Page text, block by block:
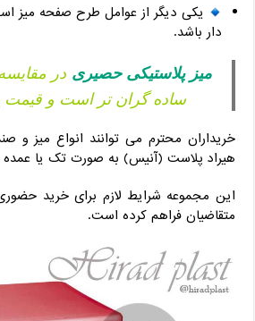
یکی دیگر از عوامل طرح صفحه میز
دار باشد.
میز پلاستیکی حصیری در
ساده گران تر است و قیمت
خریداران محترم می توانند انواع میز و
هیراد پلاست (آنیس) به صورت تک یا عمده
این مجموعه شرایط لازم برای خرید
متقاضیان فراهم کرده است.